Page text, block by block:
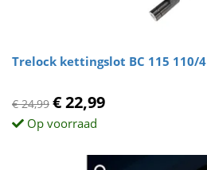
Trelock kettingslot BC 115 110/4
€ 24,99 € 22,99
Op voorraad